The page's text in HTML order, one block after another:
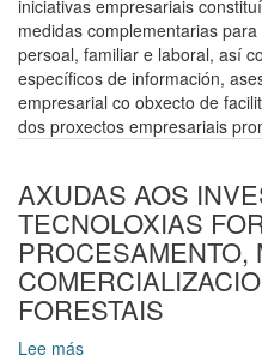
O
FOMENTO
DO
EMPRENDEMENTO
FEMININO
iniciativas empresariais
medidas complementarias
persoal, familiar e laboral, así
específicos de información,
empresarial co obxecto de
dos proxectos empresariais
AXUDAS AOS
TECNOLOXIAS
PROCESAMENTO,
FORESTAIS
Lee más